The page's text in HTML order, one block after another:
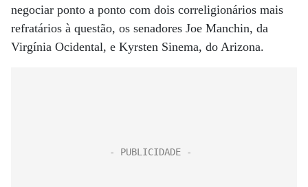
negociar ponto a ponto com dois correligionários mais
refratários à questão, os senadores Joe Manchin, da
Virgínia Ocidental, e Kyrsten Sinema, do Arizona.